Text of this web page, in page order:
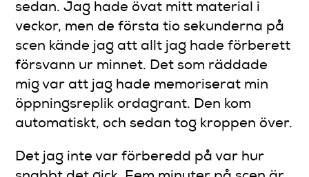
sedan. Jag hade övat mitt material i
veckor, men de första tio sekunderna på
scen kände jag att allt jag hade förberett
försvann ur minnet. Det som räddade
mig var att jag hade memoriserat min
öppningsreplik ordagrant. Den kom
automatiskt, och sedan tog kroppen över.
Det jag inte var förberedd på var hur